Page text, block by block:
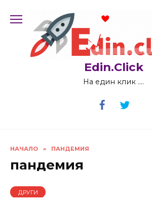
Edin.Click
На един клик ….
НАЧАЛО » ПАНДЕМИЯ
пандемия
ДРУГИ